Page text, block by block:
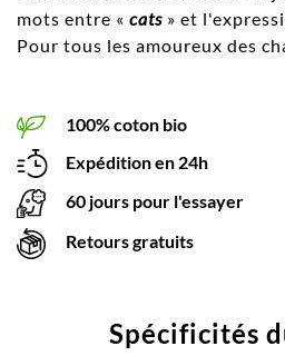
mots entre « cats » et
Pour tous les amoureux des
100% coton bio
Expédition en 24h
60 jours pour l'essayer
Retours gratuits
Spécificités